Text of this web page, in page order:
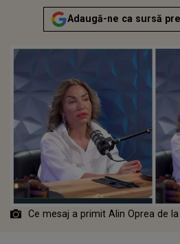
Adaugă-ne ca sursă
Ce mesaj a primit Alin Oprea de